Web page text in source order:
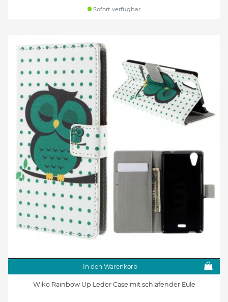
Sofort verfügbar
In den Warenkorb
Wiko Rainbow Up Leder Case mit schlafender Eule